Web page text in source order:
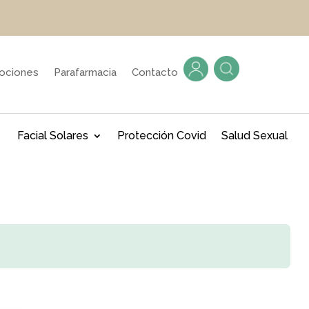
Parafarmacia Contacto
Facial Solares Protección Covid Salud Sexual